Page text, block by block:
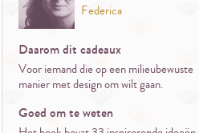
Federica
Daarom dit cadeaux
Voor iemand die op een milieubewuste
manier met design om wilt gaan.
Goed om te weten